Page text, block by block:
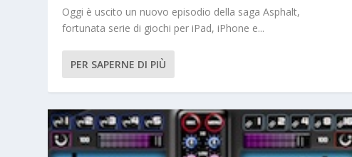
Oggi è uscito un nuovo episodio della saga Asphalt,
fortunata serie di giochi per iPad, iPhone e...
PER SAPERNE DI PIÙ